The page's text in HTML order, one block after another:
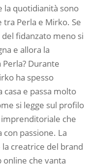
la quotidianità sono
Perla e Mirko. Se
del fidanzato meno si
e allora la
Durante
ha spesso
casa e passa molto
si legge sul profilo
imprenditoriale che
con passione. La
creatrice del brand
online che vanta